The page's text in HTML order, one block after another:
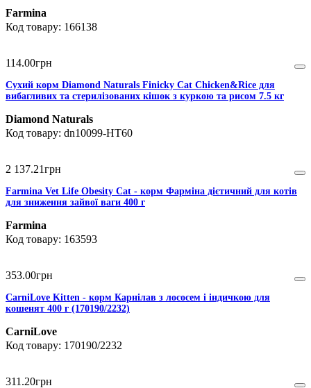
Farmina
166138
114.00грн
Сухий корм Diamond Naturals Finicky Cat Chicken&Rice для
вибагливих та стерилізованих кішок з куркою та рисом 7.5 кг
Diamond Naturals
dn10099-HT60
2 137.21грн
Farmina Vet Life Obesity Cat - корм Фарміна дієтичний для котів
для зниження зайвої ваги 400 г
Farmina
163593
353.00грн
CarniLove Kitten - корм Карнілав з лососем і індичкою для
кошенят 400 г (170190/2232)
CarniLove
170190/2232
311 .20грн